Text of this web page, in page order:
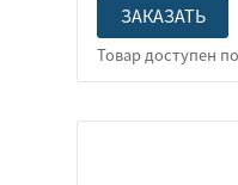
ЗАКАЗАТЬ